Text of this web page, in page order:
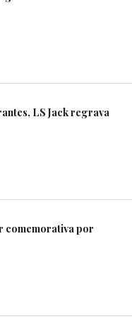
LS Jack regrava
comemorativa por